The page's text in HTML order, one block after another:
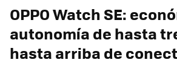
OPPO Watch SE:
autonomía de hasta
hasta arriba de